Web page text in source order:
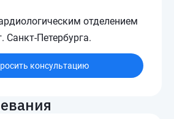
отделением
Петербурга.
консультацию